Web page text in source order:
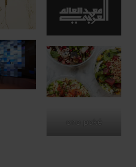
ono poké